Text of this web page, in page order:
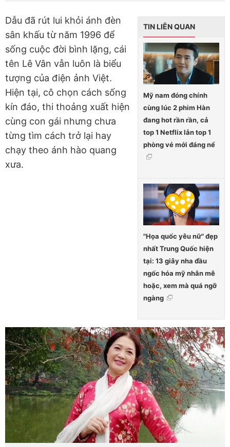
TIN LIÊN QUAN
Mỹ nam đóng chính
cùng lúc 2 phim Hàn
đang hot rần rần, cả
top 1 Netflix lẫn top 1
phòng vé mới đáng nể
"Họa quốc yêu nữ" đẹp
nhất Trung Quốc hiện
tại: 13 giây nha đầu
ngốc hóa mỹ nhân mê
hoặc, xem mà quá ngỡ
ngàng
Dẫu đã rút lui khỏi ánh đèn
sân khấu từ năm 1996 để
sống cuộc đời bình lặng, cái
tên Lê Vân vẫn luôn là biểu
tượng của điện ảnh Việt.
Hiện tại, cô chọn cách sống
kín đáo, thi thoảng xuất hiện
cùng con gái nhưng chưa
từng tìm cách trở lại hay
chạy theo ánh hào quang
xưa.